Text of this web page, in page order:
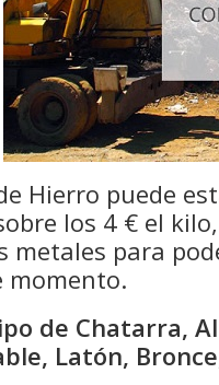
Hierro puede
los 4 € el
metales para
momento.
de Chatarra,
Latón,